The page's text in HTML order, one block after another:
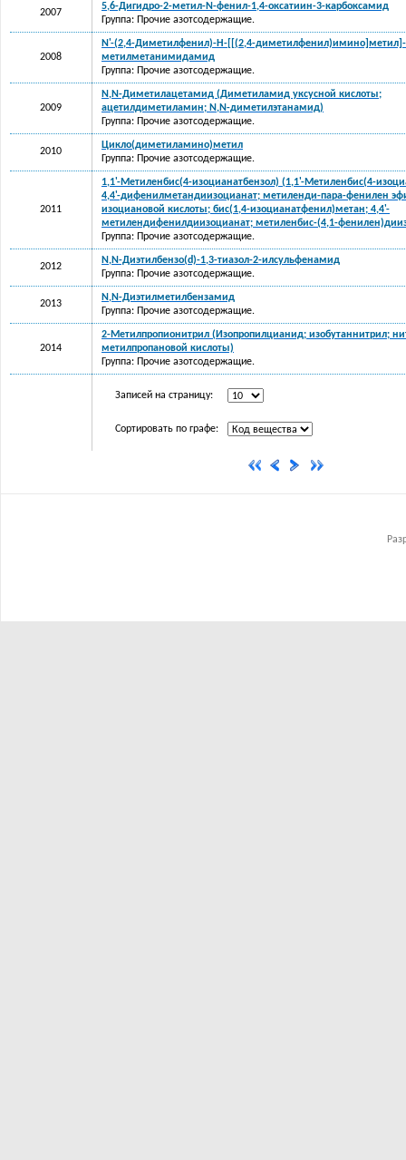
2007
5,6-Дигидро-2-метил-N-фенил-1,4-оксатиин-3-карбоксамид
Группа: Прочие азотсодержащие.
2008
N'-(2,4-Диметилфенил)-Н-[[(2,4-
метилметанимидамид
Группа: Прочие азотсодержащие.
2009
N,N-Диметилацетамид (Диметиламид уксусной кислоты;
ацетилдиметиламин; N,N-диметилэтанамид)
Группа: Прочие азотсодержащие.
2010
Цикло(диметиламино)метил
Группа: Прочие азотсодержащие.
2011
1,1'-Метиленбис(4-изоцианатбензол) (1,1'-Метиленбис(4-
4,4'-дифенилметандиизоцианат; метиленди-пара-фенилен
изоциановой кислоты; бис(1,4-изоцианатфенил)метан; 4,4'-
метилендифенилдиизоцианат; метиленбис-(4,1-
Группа: Прочие азотсодержащие.
2012
N,N-Диэтилбензо(d)-1,3-тиазол-2-илсульфенамид
Группа: Прочие азотсодержащие.
2013
N,N-Диэтилметилбензамид
Группа: Прочие азотсодержащие.
2014
2-Метилпропионитрил (Изопропилцианид; изобутаннитрил;
метилпропановой кислоты)
Группа: Прочие азотсодержащие.
Записей на страницу:
Сортировать по графе: